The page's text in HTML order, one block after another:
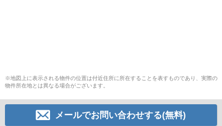
※地図上に表示される物件の位置は付近住所に所在することを表すものであり、実際の
物件所在地とは異なる場合がございます。
メールでお問い合わせする(無料)